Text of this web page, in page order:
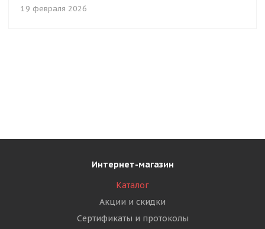
19 февраля 2026
Интернет-магазин
Каталог
Акции и скидки
Сертификаты и протоколы